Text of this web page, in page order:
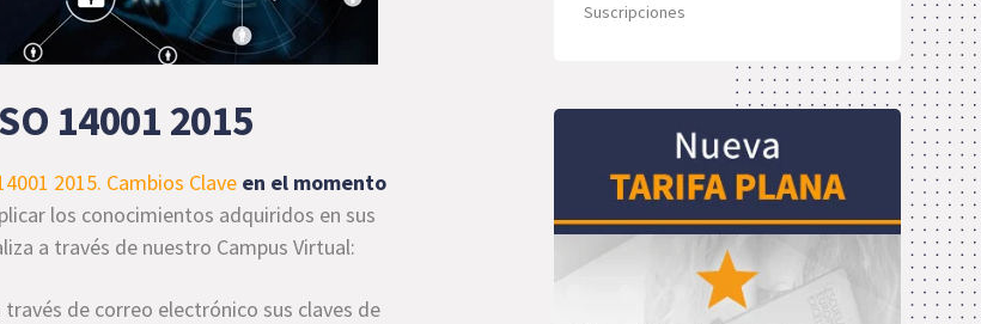
14001 2015
2015. Cambios Clave en el momento
los conocimientos adquiridos en sus
a través de nuestro Campus Virtual:
de correo electrónico sus claves de
Suscripciones